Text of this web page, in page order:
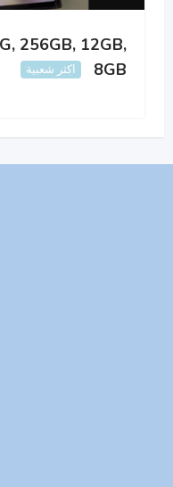
256GB, 12GB,
8GB
اكثر شعبية